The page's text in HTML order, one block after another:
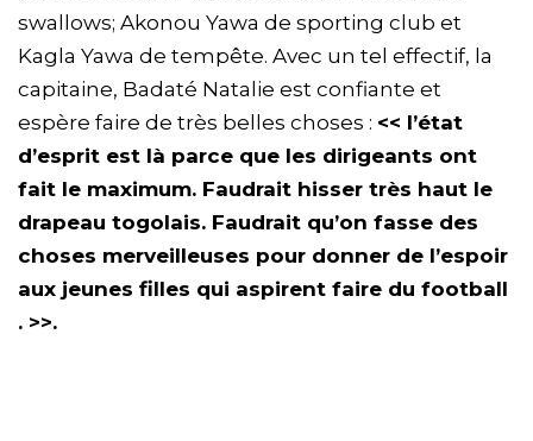
swallows; Akonou Yawa de sporting club et
Kagla Yawa de tempête. Avec un tel effectif, la
capitaine, Badaté Natalie est confiante et
espère faire de très belles choses : << l’état
d’esprit est là parce que les dirigeants ont
fait le maximum. Faudrait hisser très haut le
drapeau togolais. Faudrait qu’on fasse des
choses merveilleuses pour donner de l’espoir
aux jeunes filles qui aspirent faire du football
. >>.